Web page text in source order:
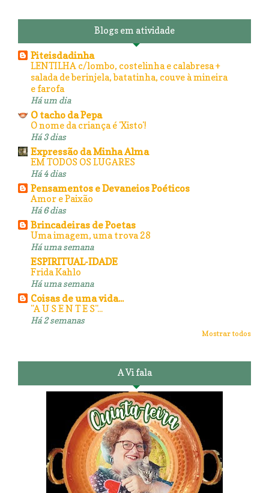
Blogs em atividade
Piteisdadinha
LENTILHA c/lombo, costelinha e calabresa +
salada de berinjela, batatinha, couve à mineira
e farofa
Há um dia
O tacho da Pepa
O nome da criança é 'Xisto'!
Há 3 dias
Expressão da Minha Alma
EM TODOS OS LUGARES
Há 4 dias
Pensamentos e Devaneios Poéticos
Amor e Paixão
Há 6 dias
Brincadeiras de Poetas
Uma imagem, uma trova 28
Há uma semana
ESPIRITUAL-IDADE
Frida Kahlo
Há uma semana
Coisas de uma vida...
"A U S E N T E S"...
Há 2 semanas
Mostrar todos
A Vi fala